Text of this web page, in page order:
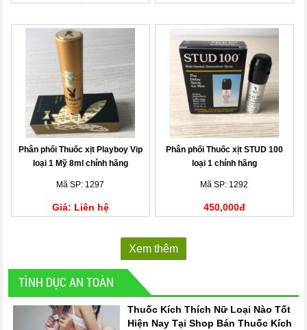
Phân phối Thuốc xịt Playboy Vip
loại 1 Mỹ 8ml chính hãng
Mã SP: 1297
Giá: Liên hệ
Phân phối Thuốc xịt STUD 100
loại 1 chính hãng
Mã SP: 1292
450,000đ
Xem thêm
TÌNH DỤC AN TOÀN
Thuốc Kích Thích Nữ Loại Nào Tốt
Hiện Nay Tại Shop Bán Thuốc Kích